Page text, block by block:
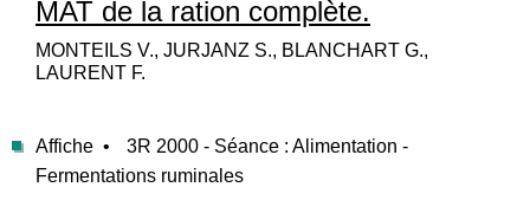
MAT de la ration complète.
MONTEILS V., JURJANZ S., BLANCHART G.,
LAURENT F.
Affiche •
3R 2000 - Séance : Alimentation -
Fermentations ruminales